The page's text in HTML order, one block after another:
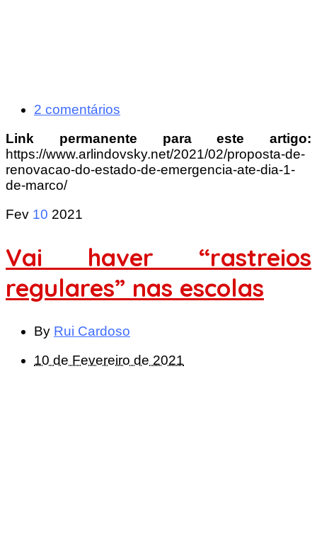
2 comentários
Link permanente para este artigo:
https://www.arlindovsky.net/2021/02/proposta-de-
renovacao-do-estado-de-emergencia-ate-dia-1-
de-marco/
Fev 10 2021
Vai haver “rastreios
regulares” nas escolas
By Rui Cardoso
10 de Fevereiro de 2021